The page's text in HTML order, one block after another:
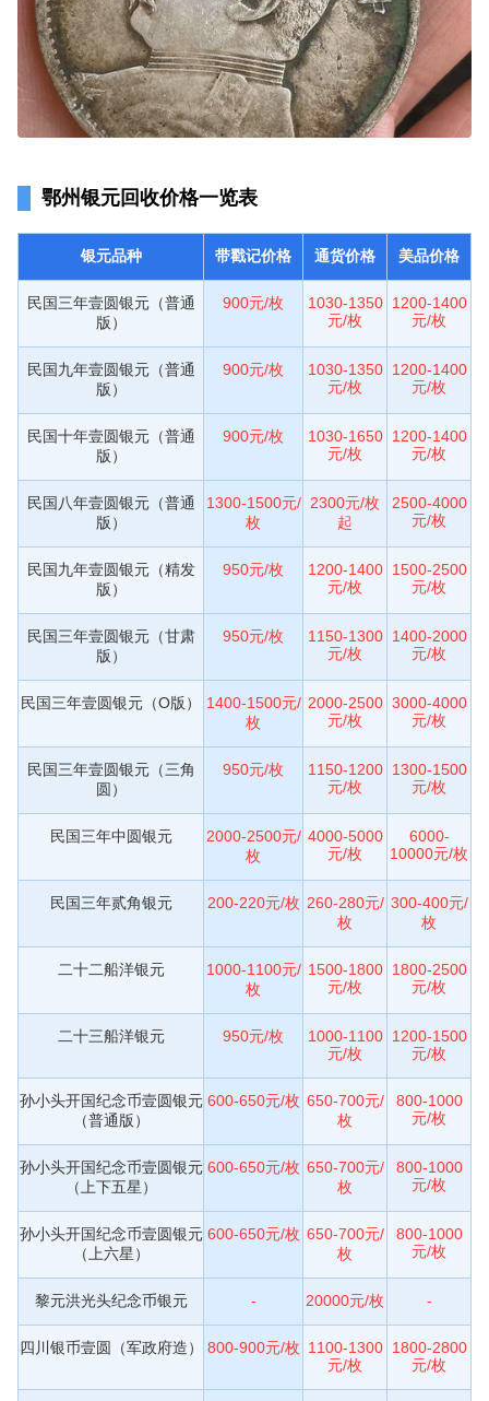
鄂州银元回收价格一览表
银元品种 带戳记价格 通货价格 美品价格
民国三年壹圆银元（普通
版）
900元/枚
1030-1350
元/枚
1200-1400
元/枚
民国九年壹圆银元（普通
版）
900元/枚
1030-1350
元/枚
1200-1400
元/枚
民国十年壹圆银元（普通
版）
900元/枚
1030-1650
元/枚
1200-1400
元/枚
民国八年壹圆银元（普通
版）
1300-1500元/
枚
2300元/枚
起
2500-4000
元/枚
民国九年壹圆银元（精发
版）
950元/枚
1200-1400
元/枚
1500-2500
元/枚
民国三年壹圆银元（甘肃
版）
950元/枚
1150-1300
元/枚
1400-2000
元/枚
民国三年壹圆银元（O版）
1400-1500元/
枚
2000-2500
元/枚
3000-4000
元/枚
民国三年壹圆银元（三角
圆）
950元/枚
1150-1200
元/枚
1300-1500
元/枚
民国三年中圆银元
2000-2500元/
枚
4000-5000
元/枚
6000-
10000元/枚
民国三年贰角银元 200-220元/枚 260-280元/
枚
300-400元/
枚
二十二船洋银元
1000-1100元/
枚
1500-1800
元/枚
1800-2500
元/枚
二十三船洋银元 950元/枚
1000-1100
元/枚
1200-1500
元/枚
孙小头开国纪念币壹圆银元
（普通版）
600-650元/枚 650-700元/
枚
800-1000
元/枚
孙小头开国纪念币壹圆银元
（上下五星）
600-650元/枚 650-700元/
枚
800-1000
元/枚
孙小头开国纪念币壹圆银元
（上六星）
600-650元/枚 650-700元/
枚
800-1000
元/枚
黎元洪光头纪念币银元 - 20000元/枚 -
四川银币壹圆（军政府造） 800-900元/枚 1100-1300
元/枚
1800-2800
元/枚